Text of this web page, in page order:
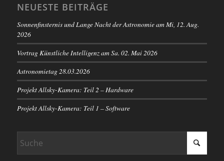
NEUESTE BEITRÄGE
Sonnenfinsternis und Lange Nacht der Astronomie am Mi, 12. Aug.
2026
Vortrag Künstliche Intelligenz am Sa. 02. Mai 2026
Astronomietag 28.03.2026
Projekt Allsky-Kamera: Teil 2 – Hardware
Projekt Allsky-Kamera: Teil 1 – Software